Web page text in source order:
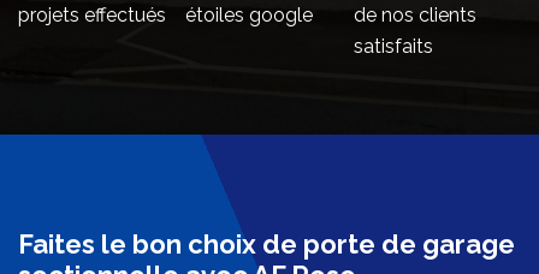
projets effectués étoiles google
de nos clients
satisfaits
Faites le bon choix de porte de garage